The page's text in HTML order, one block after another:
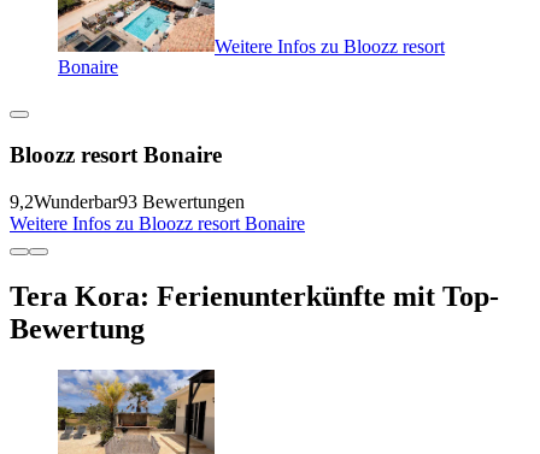
Weitere Infos zu Bloozz resort
Bonaire
Bloozz resort Bonaire
9,2Wunderbar93 Bewertungen
Weitere Infos zu Bloozz resort Bonaire
Tera Kora: Ferienunterkünfte mit Top-
Bewertung